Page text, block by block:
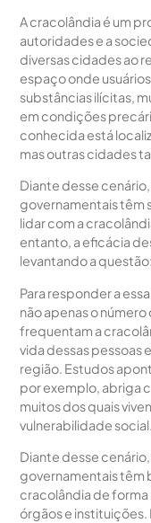
A cracolândia é um
autoridades e a
diversas cidades ao
espaço onde
substâncias ilícitas,
em condições
conhecida está
mas outras cidades
Diante desse
governamentais têm
lidar com a
entanto, a eficácia
levantando a
Para responder a
não apenas o
frequentam a
vida dessas pessoas
região. Estudos
por exemplo, abriga
muitos dos quais
vulnerabilidade social.
Diante desse
governamentais têm
cracolândia de
órgãos e